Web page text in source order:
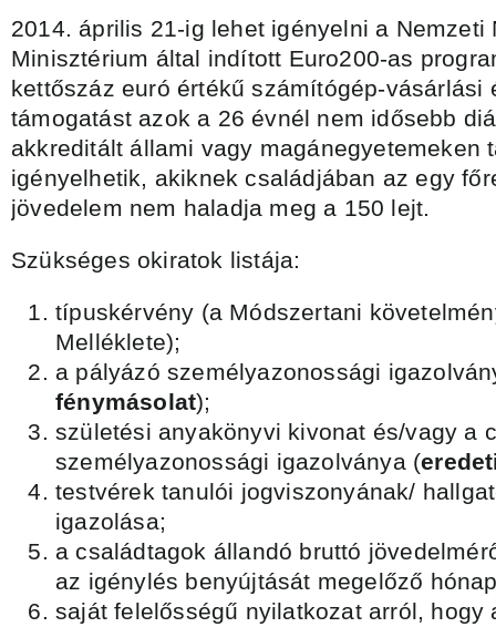
2014. április 21-ig lehet igényelni a Nemzeti
Minisztérium által indított Euro200-as
kettőszáz euró értékű számítógép-vásárlási
támogatást azok a 26 évnél nem idősebb
akkreditált állami vagy magánegyetemeken
igényelhetik, akiknek családjában az egy
jövedelem nem haladja meg a 150 lejt.
Szükséges okiratok listája:
típuskérvény (a Módszertani
Melléklete);
a pályázó személyazonossági
fénymásolat);
születési anyakönyvi kivonat és/vagy a
személyazonossági igazolványa (
testvérek tanulói jogviszonyának/
igazolása;
a családtagok állandó bruttó
az igénylés benyújtását megelőző
saját felelősségű nyilatkozat arról, hogy